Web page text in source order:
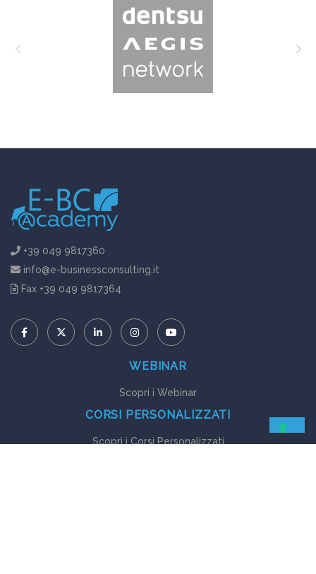
+39 049 9817360
info@e-businessconsulting.it
Fax +39 049 9817364
WEBINAR
Scopri i Webinar
CORSI PERSONALIZZATI
Scopri i Corsi Personalizzati